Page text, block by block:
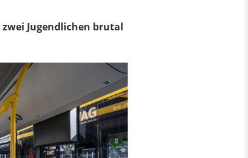
Jugendlichen brutal